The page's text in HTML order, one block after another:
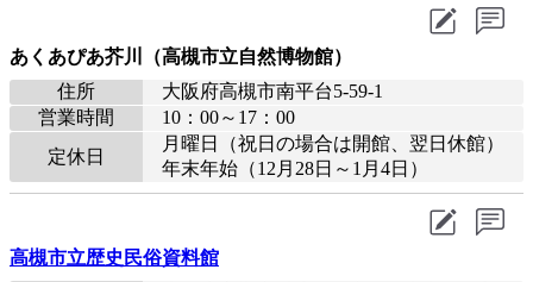
あくあぴあ芥川（高槻市立自然博物館）
住所
大阪府高槻市南平台5-59-1
営業時間
10：00～17：00
定休日
月曜日（祝日の場合は開館、翌日休館）
年末年始（12月28日～1月4日）
高槻市立歴史民俗資料館